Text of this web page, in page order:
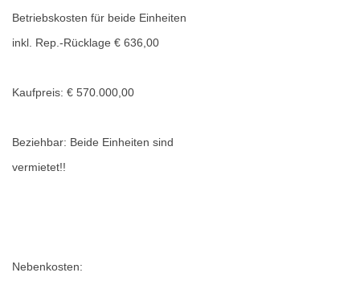
Betriebskosten für beide Einheiten
inkl. Rep.-Rücklage € 636,00
Kaufpreis: € 570.000,00
Beziehbar: Beide Einheiten sind
vermietet!!
Nebenkosten: